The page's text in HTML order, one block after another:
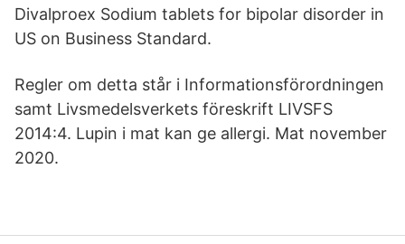
Divalproex Sodium tablets for bipolar disorder in
US on Business Standard.
Regler om detta står i Informationsförordningen
samt Livsmedelsverkets föreskrift LIVSFS
2014:4. Lupin i mat kan ge allergi. Mat november
2020.